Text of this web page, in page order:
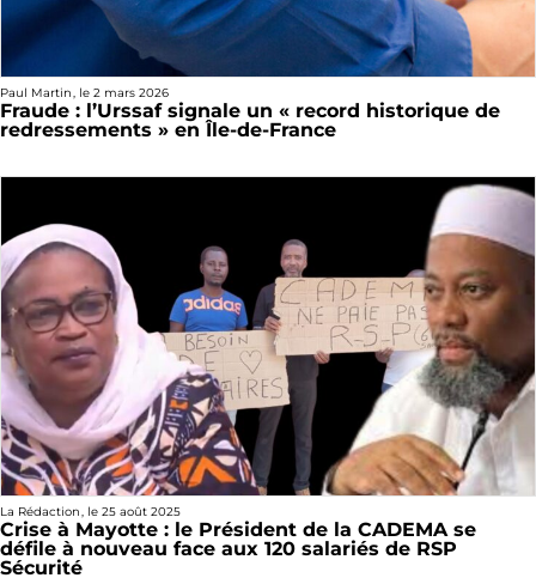
Paul Martin, le 2 mars 2026
Fraude : l’Urssaf signale un « record historique de
redressements » en Île-de-France
La Rédaction, le 25 août 2025
Crise à Mayotte : le Président de la CADEMA se
défile à nouveau face aux 120 salariés de RSP
Sécurité